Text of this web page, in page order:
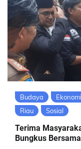
Budaya Ekonomi
Riau
Sosial
Terima
Bungkus